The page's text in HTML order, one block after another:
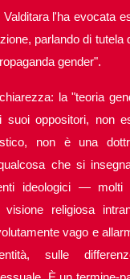
l'ha evocata
parlando di tutela
gender".
la "teoria
suoi oppositori, non
non è una
che si
ideologici — molti
visione religiosa
vago e
sulle